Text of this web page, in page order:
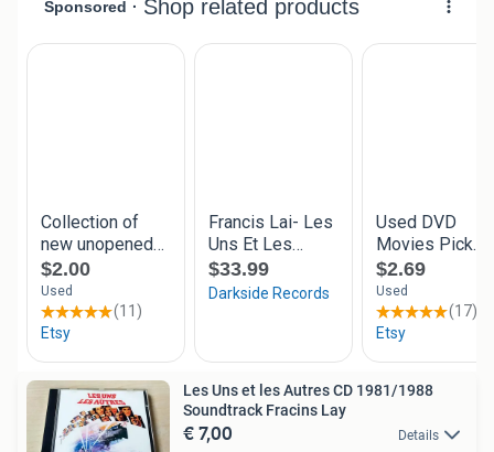
Les Uns et les Autres CD 1981/1988
Soundtrack Fracins Lay
€ 7,00 Details